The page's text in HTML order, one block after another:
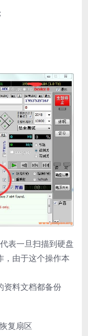
表一旦扫描到硬盘
，由于这个操作本
资料文档都备份
复扇区